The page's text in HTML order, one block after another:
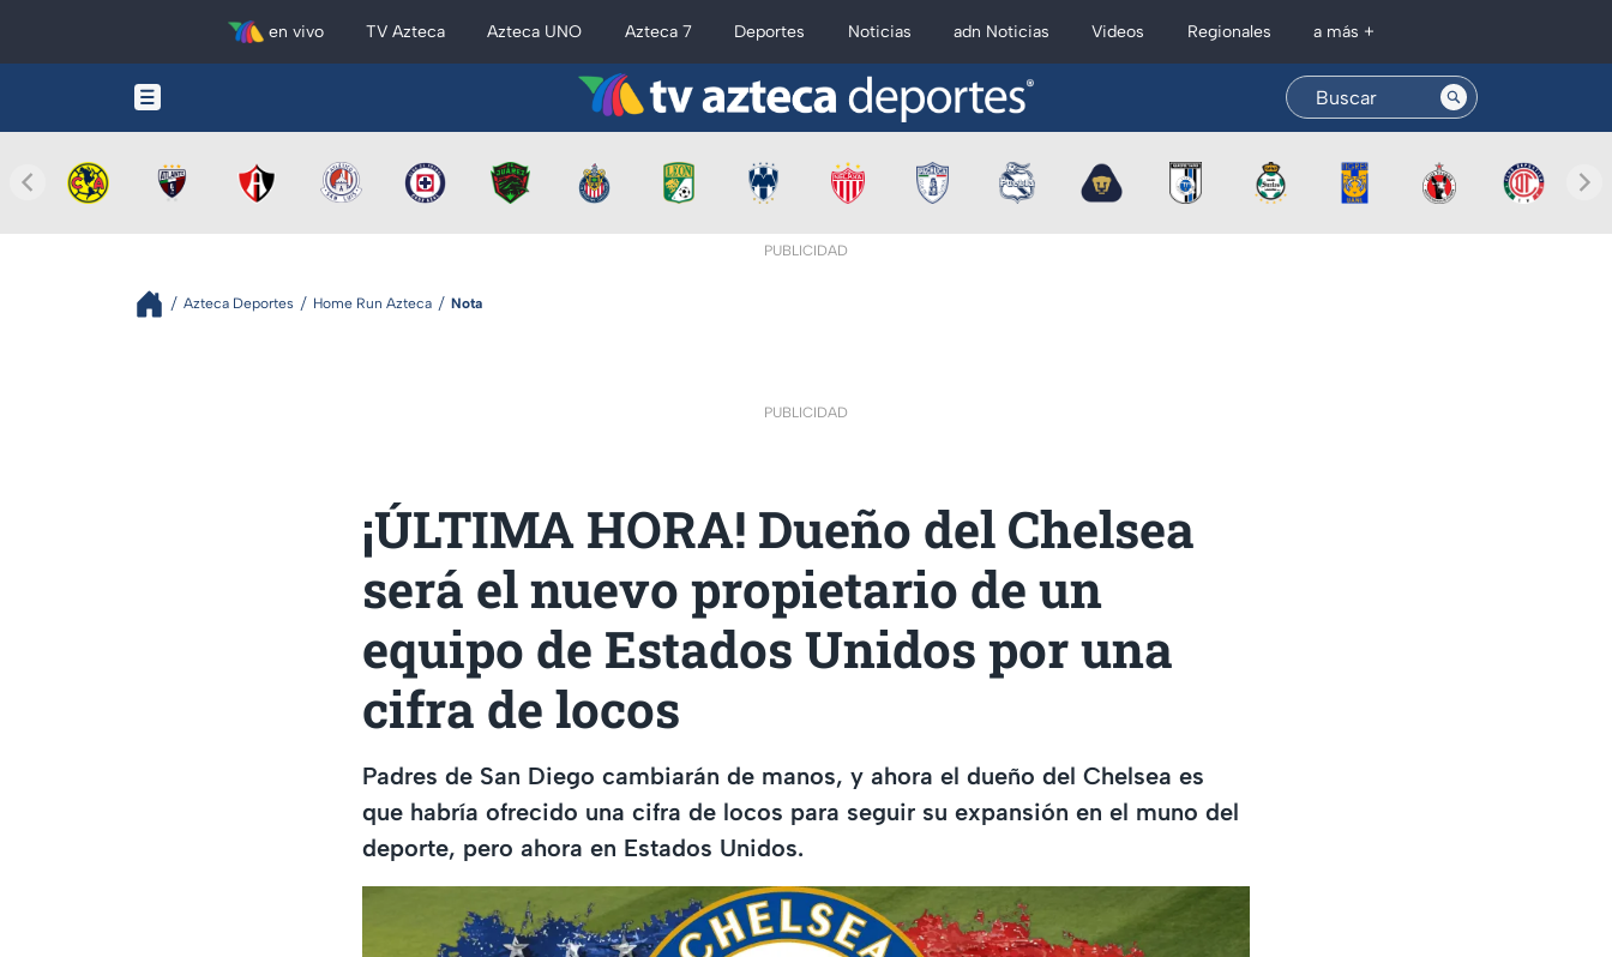
en vivo TV Azteca Azteca UNO Azteca 7 Deportes Noticias adn Noticias Videos Regionales a más +
PUBLICIDAD
Azteca Deportes Home Run Azteca Nota
PUBLICIDAD
¡ÚLTIMA HORA! Dueño del Chelsea
será el nuevo propietario de un
equipo de Estados Unidos por una
cifra de locos
Padres de San Diego cambiarán de manos, y ahora el dueño del Chelsea es
que habría ofrecido una cifra de locos para seguir su expansión en el muno del
deporte, pero ahora en Estados Unidos.